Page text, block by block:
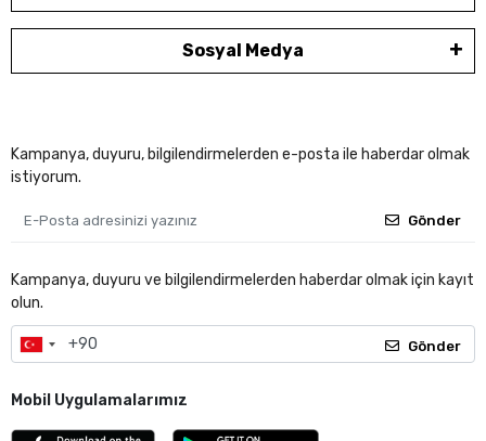
Sosyal Medya
Kampanya, duyuru, bilgilendirmelerden e-posta ile haberdar olmak
istiyorum.
Gönder
Kampanya, duyuru ve bilgilendirmelerden haberdar olmak için kayıt
olun.
Gönder
Mobil Uygulamalarımız